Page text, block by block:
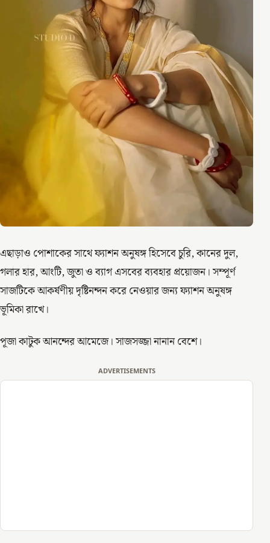
এছাড়াও পোশাকের সাথে ফ্যাশন অনুষঙ্গ হিসেবে চুরি, কানের দুল,
গলার হার, আংটি, জুতা ও ব্যাগ এসবের ব্যবহার প্রয়োজন। সম্পূর্ণ
সাজটিকে আকর্ষণীয় দৃষ্টিনন্দন করে নেওয়ার জন্য ফ্যাশন অনুষঙ্গ
ভূমিকা রাখে।
পূজা কাটুক আনন্দের আমেজে। সাজসজ্জা নানান বেশে।
ADVERTISEMENTS